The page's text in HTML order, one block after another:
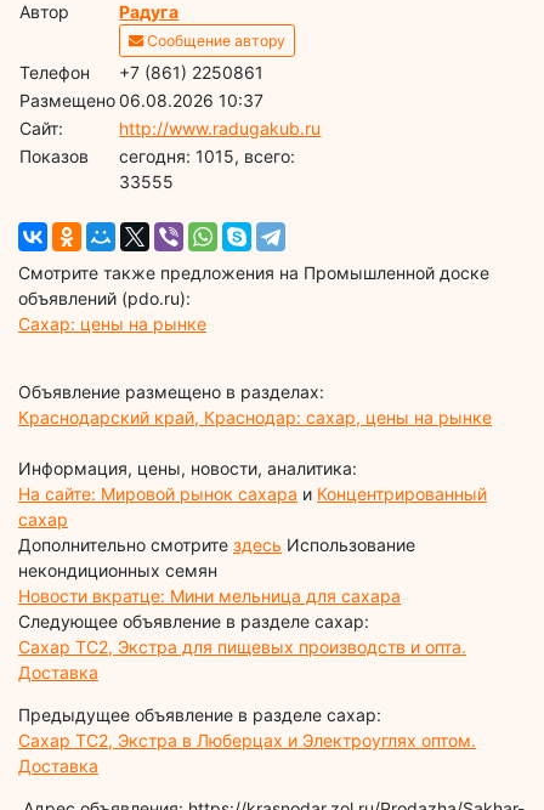
Автор
Радуга
Сообщение автору
Телефон
+7 (861) 2250861
Размещено06.08.2026 10:37
Сайт:
http://www.radugakub.ru
Показов
cегодня: 1015, всего:
33555
Смотрите также предложения на Промышленной доске
объявлений (pdo.ru):
Сахар: цены на рынке
Объявление размещено в разделах:
Краснодарский край, Краснодар: сахар, цены на рынке
Информация, цены, новости, аналитика:
На сайте: Мировой рынок сахара и Концентрированный
сахар
Дополнительно смотрите здесь Использование
некондиционных семян
Новости вкратце: Мини мельница для сахара
Следующее объявление в разделе сахар:
Сахар ТС2, Экстра для пищевых производств и опта.
Доставка
Предыдущее объявление в разделе сахар:
Сахар ТС2, Экстра в Люберцах и Электроуглях оптом.
Доставка